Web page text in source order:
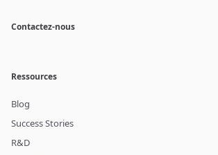
Contactez-nous
Ressources
Blog
Success Stories
R&D